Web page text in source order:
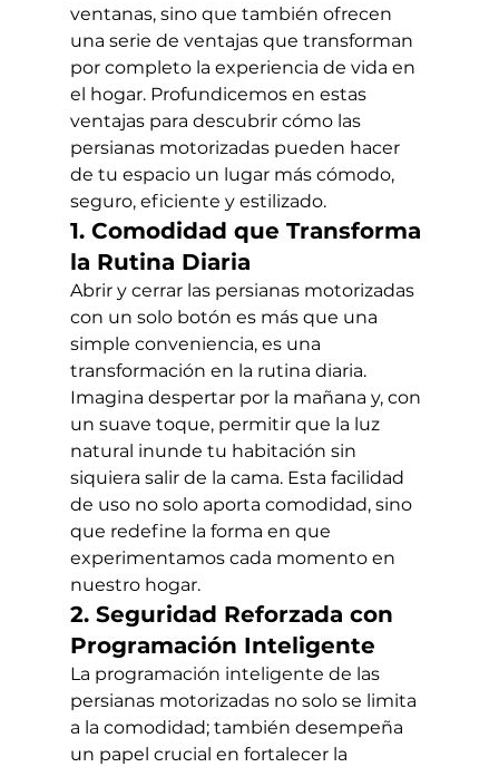
ventanas, sino que también ofrecen
una serie de ventajas que transforman
por completo la experiencia de vida en
el hogar. Profundicemos en estas
ventajas para descubrir cómo las
persianas motorizadas pueden hacer
de tu espacio un lugar más cómodo,
seguro, eficiente y estilizado.
1. Comodidad que Transforma
la Rutina Diaria
Abrir y cerrar las persianas motorizadas
con un solo botón es más que una
simple conveniencia, es una
transformación en la rutina diaria.
Imagina despertar por la mañana y, con
un suave toque, permitir que la luz
natural inunde tu habitación sin
siquiera salir de la cama. Esta facilidad
de uso no solo aporta comodidad, sino
que redefine la forma en que
experimentamos cada momento en
nuestro hogar.
2. Seguridad Reforzada con
Programación Inteligente
La programación inteligente de las
persianas motorizadas no solo se limita
a la comodidad; también desempeña
un papel crucial en fortalecer la